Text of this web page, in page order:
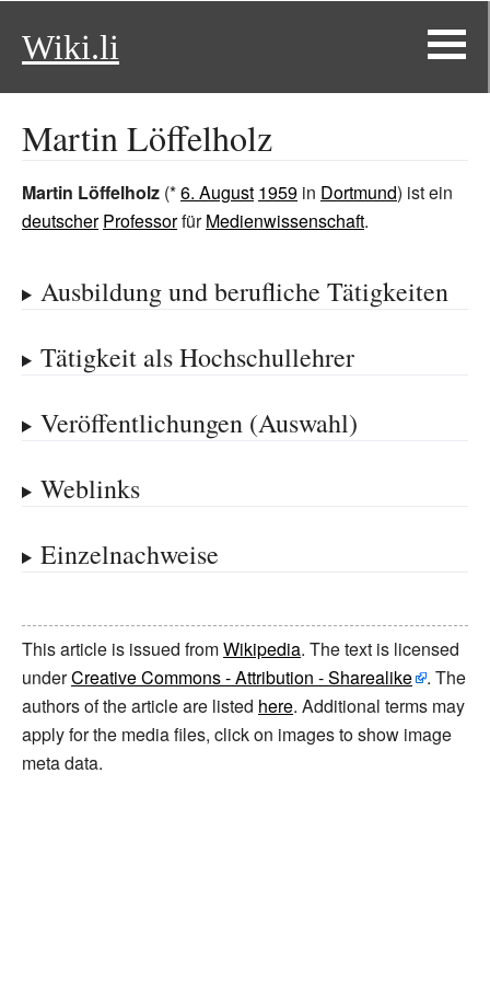
Wiki.li
Martin Löffelholz
Martin Löffelholz (*6. August 1959 in Dortmund) ist ein
deutscher ProfessorfürMedienwissenschaft.
Ausbildung und berufliche Tätigkeiten
Tätigkeit als Hochschullehrer
Veröffentlichungen (Auswahl)
Weblinks
Einzelnachweise
This article is issued fromWikipedia. The text is licensed
underCreative Commons - Attribution - Sharealike
. The
authors of the article are listed here. Additional terms may
apply for the media files, click on images to show image
meta data.